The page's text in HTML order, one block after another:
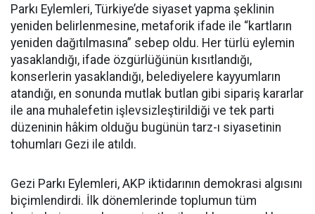
Parkı Eylemleri, Türkiye’de siyaset yapma şeklinin
yeniden belirlenmesine, metaforik ifade ile “kartların
yeniden dağıtılmasına” sebep oldu. Her türlü eylemin
yasaklandığı, ifade özgürlüğünün kısıtlandığı,
konserlerin yasaklandığı, belediyelere kayyumların
atandığı, en sonunda mutlak butlan gibi sipariş kararlar
ile ana muhalefetin işlevsizleştirildiği ve tek parti
düzeninin hâkim olduğu bugünün tarz-ı siyasetinin
tohumları Gezi ile atıldı.
Gezi Parkı Eylemleri, AKP iktidarının demokrasi algısını
biçimlendirdi. İlk dönemlerinde toplumun tüm